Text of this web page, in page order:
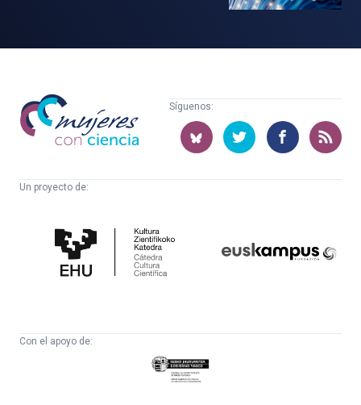
Mujeres
con
ciencia
Síguenos:
Un proyecto de:
Cultura
Científica
Con el apoyo de:
Eusko
Jaurlaritza